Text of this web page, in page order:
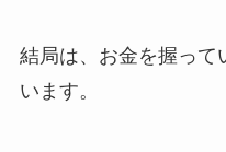
結局は、お金を握って
います。